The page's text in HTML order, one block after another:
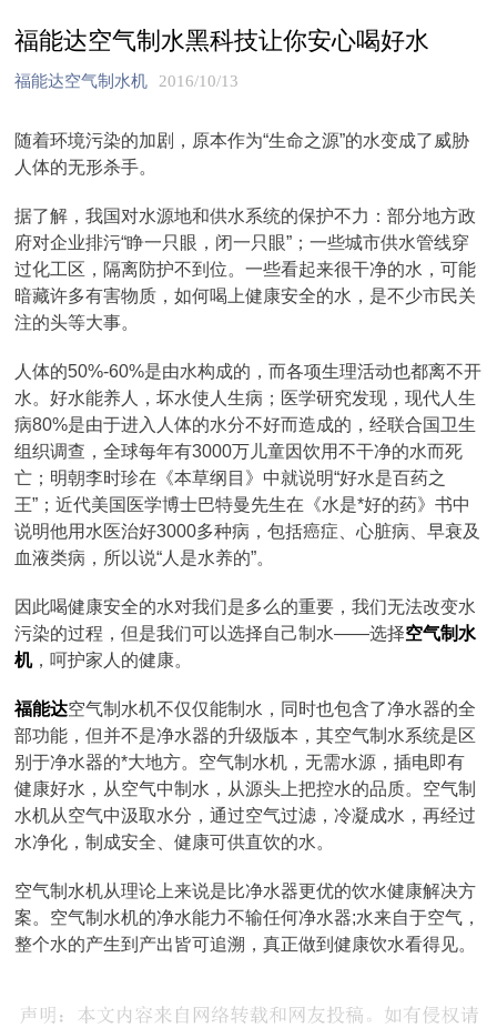
福能达空气制水黑科技让你安心喝好水
福能达空气制水机 2016/10/13
随着环境污染的加剧，原本作为“生命之源”的水变成了威胁
人体的无形杀手。
据了解，我国对水源地和供水系统的保护不力：部分地方政
府对企业排污“睁一只眼，闭一只眼”；一些城市供水管线穿
过化工区，隔离防护不到位。一些看起来很干净的水，可能
暗藏许多有害物质，如何喝上健康安全的水，是不少市民关
注的头等大事。
人体的50%-60%是由水构成的，而各项生理活动也都离不开
水。好水能养人，坏水使人生病；医学研究发现，现代人生
病80%是由于进入人体的水分不好而造成的，经联合国卫生
组织调查，全球每年有3000万儿童因饮用不干净的水而死
亡；明朝李时珍在《本草纲目》中就说明“好水是百药之
王”；近代美国医学博士巴特曼先生在《水是*好的药》书中
说明他用水医治好3000多种病，包括癌症、心脏病、早衰及
血液类病，所以说“人是水养的”。
因此喝健康安全的水对我们是多么的重要，我们无法改变水
污染的过程，但是我们可以选择自己制水——选择空气制水
机，呵护家人的健康。
福能达空气制水机不仅仅能制水，同时也包含了净水器的全
部功能，但并不是净水器的升级版本，其空气制水系统是区
别于净水器的*大地方。空气制水机，无需水源，插电即有
健康好水，从空气中制水，从源头上把控水的品质。空气制
水机从空气中汲取水分，通过空气过滤，冷凝成水，再经过
水净化，制成安全、健康可供直饮的水。
空气制水机从理论上来说是比净水器更优的饮水健康解决方
案。空气制水机的净水能力不输任何净水器;水来自于空气，
整个水的产生到产出皆可追溯，真正做到健康饮水看得见。